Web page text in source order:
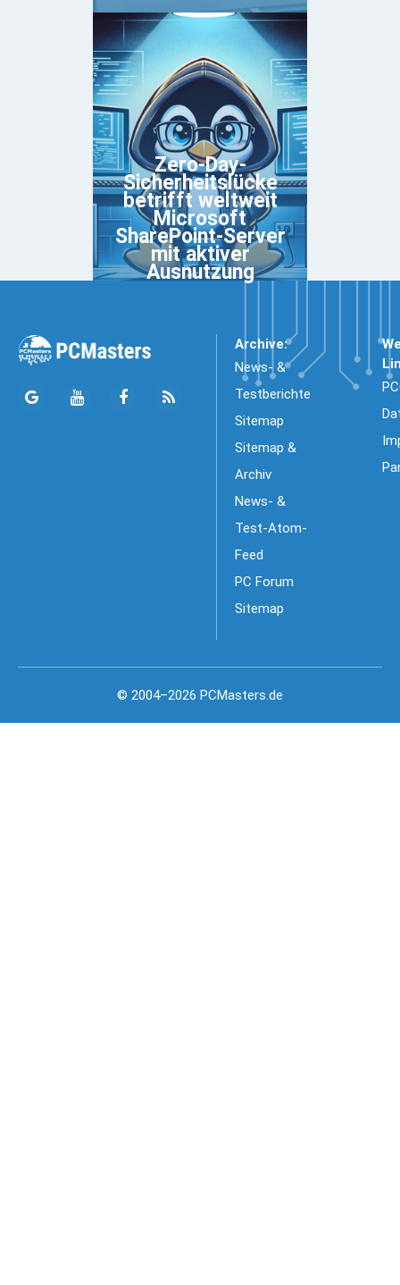
Zero-Day-
Sicherheitslücke
betrifft weltweit
Microsoft
SharePoint-Server
mit aktiver
Ausnutzung
Archive:
News- &
Testberichte
Sitemap
Sitemap &
Archiv
News- &
Test-Atom-
Feed
PC Forum
Sitemap
© 2004–2026 PCMasters.de